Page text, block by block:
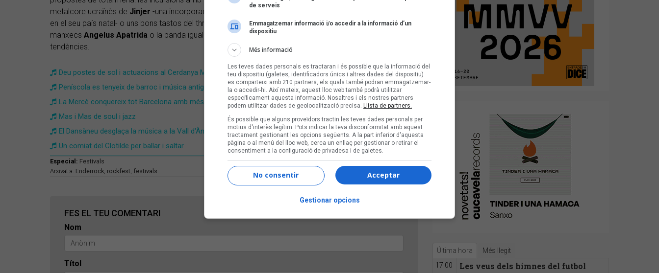
metalcore ucraïnès de Jinjer -una incorporació carregada de simbolisme per la guerra
en el seu país natal- o uns bons tastos del thrash més recent amb els
manxecs Angelus Apatrida o la banda igualadina Crisix
, entre altres propostes i
tendències.
Deu postes de sol i actuacions al Cerdanya Music Festival
Peníscola es tenyeix de barroc i música antiga
La Mercè conquereix tot Barcelona amb més de 100 concerts
Mas i Mas de soul i jazz
El Dansàneu desglaça la música a la Vall d'Àneu
Un comiat del Clotilde per ballar i saltar
Especial: Festivals
Arxivat a: Enderrock rockfest festivals
FES EL TEU COMENTARI
Nom
Títol
Última hora Més llegit
17:00
Les veus dels himnes del futbol
de serveis
Emmagatzemar informació i/o accedir a la informació d’un
dispositiu
Més informació
Les teves dades personals es tractaran i és possible que la informació del
teu dispositiu (galetes, identificadors únics i altres dades del dispositiu)
es comparteixi amb 210 partners, els quals també podran emmagatzemar-
la o accedir-hi. Així mateix, aquest lloc web també podrà utilitzar
específicament aquesta informació. Nosaltres i els nostres partners
podem utilitzar dades de geolocalització precisa. Llista de partners.
És possible que alguns proveïdors tractin les teves dades personals per
motius d'interès legítim. Pots indicar la teva disconformitat amb aquest
tractament gestionant les opcions següents. A la part inferior d'aquesta
pàgina o al menú del lloc web, cerca un enllaç per gestionar o retirar el
consentiment a la configuració de privadesa i de galetes.
Acceptar
No consentir
Gestionar opcions